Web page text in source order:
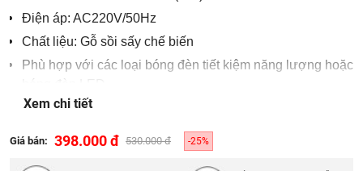
Điện áp: AC220V/50Hz
Chất liệu: Gỗ sồi sấy chế biến
Phù hợp với các loại bóng đèn tiết kiệm năng lượng hoặc
Bảo hành: 2 năm, lỗi 1 đổi 1
Xem chi tiết
Giá bán: 398.000 đ 530.000 đ -25%